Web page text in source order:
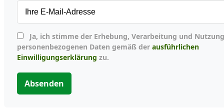
personenbezogenen Daten gemäß der ausführlichen
Einwilligungserklärung zu.
Absenden